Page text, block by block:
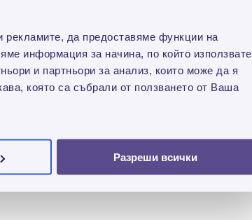
рекламите, да предоставяме функции на
информация за начина, по който използвате
и партньори за анализ, които може да я
която са събрали от ползването от Ваша
Разреши всички
условие да си един от стоте
изберем теб, наш служител ще се